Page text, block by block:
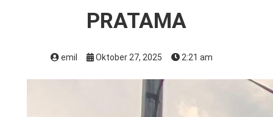
PRATAMA
emil Oktober 27, 2025 2:21 am